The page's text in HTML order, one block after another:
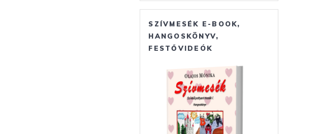
SZÍVMESÉK E-BOOK,
HANGOSKÖNYV,
FESTŐVIDEÓK